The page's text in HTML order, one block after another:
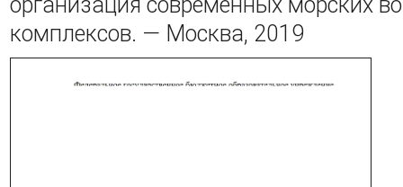
организация современных морских
комплексов. — Москва, 2019